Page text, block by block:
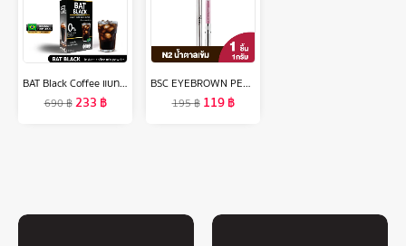
BAT Black Coffee แบท แบล็ค กาแฟดำ อเมริกาโน่ คุมหิว สูตรไม่มีน้ำตาล ดื่มง่าย 0%
690฿233 ฿
BSC EYEBROWN PENCIL ดินสอเขียนคิ้ว สี N2 น้ำตาลเข้ม ดินสอ เขียน คิ้ว เครื่องสำอาง
195฿ 119฿